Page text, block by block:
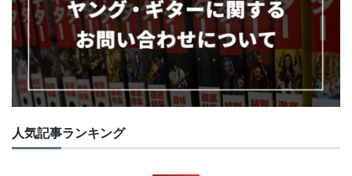
人気記事ランキング